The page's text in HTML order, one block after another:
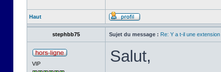
Haut
stephbb75 Sujet du message : Re: Y a t-il une
VIP Salut,